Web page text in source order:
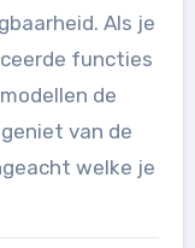
Als je
functies
de
van de
welke je